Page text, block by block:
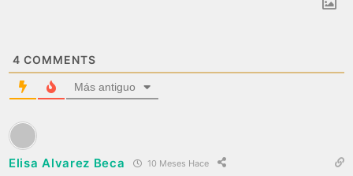
4 COMMENTS
Más antiguo
Elisa Alvarez Beca 10 Meses Hace